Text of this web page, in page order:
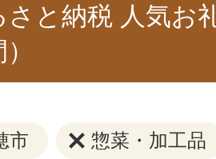
さと納税 人気お
市 惣菜・加工品